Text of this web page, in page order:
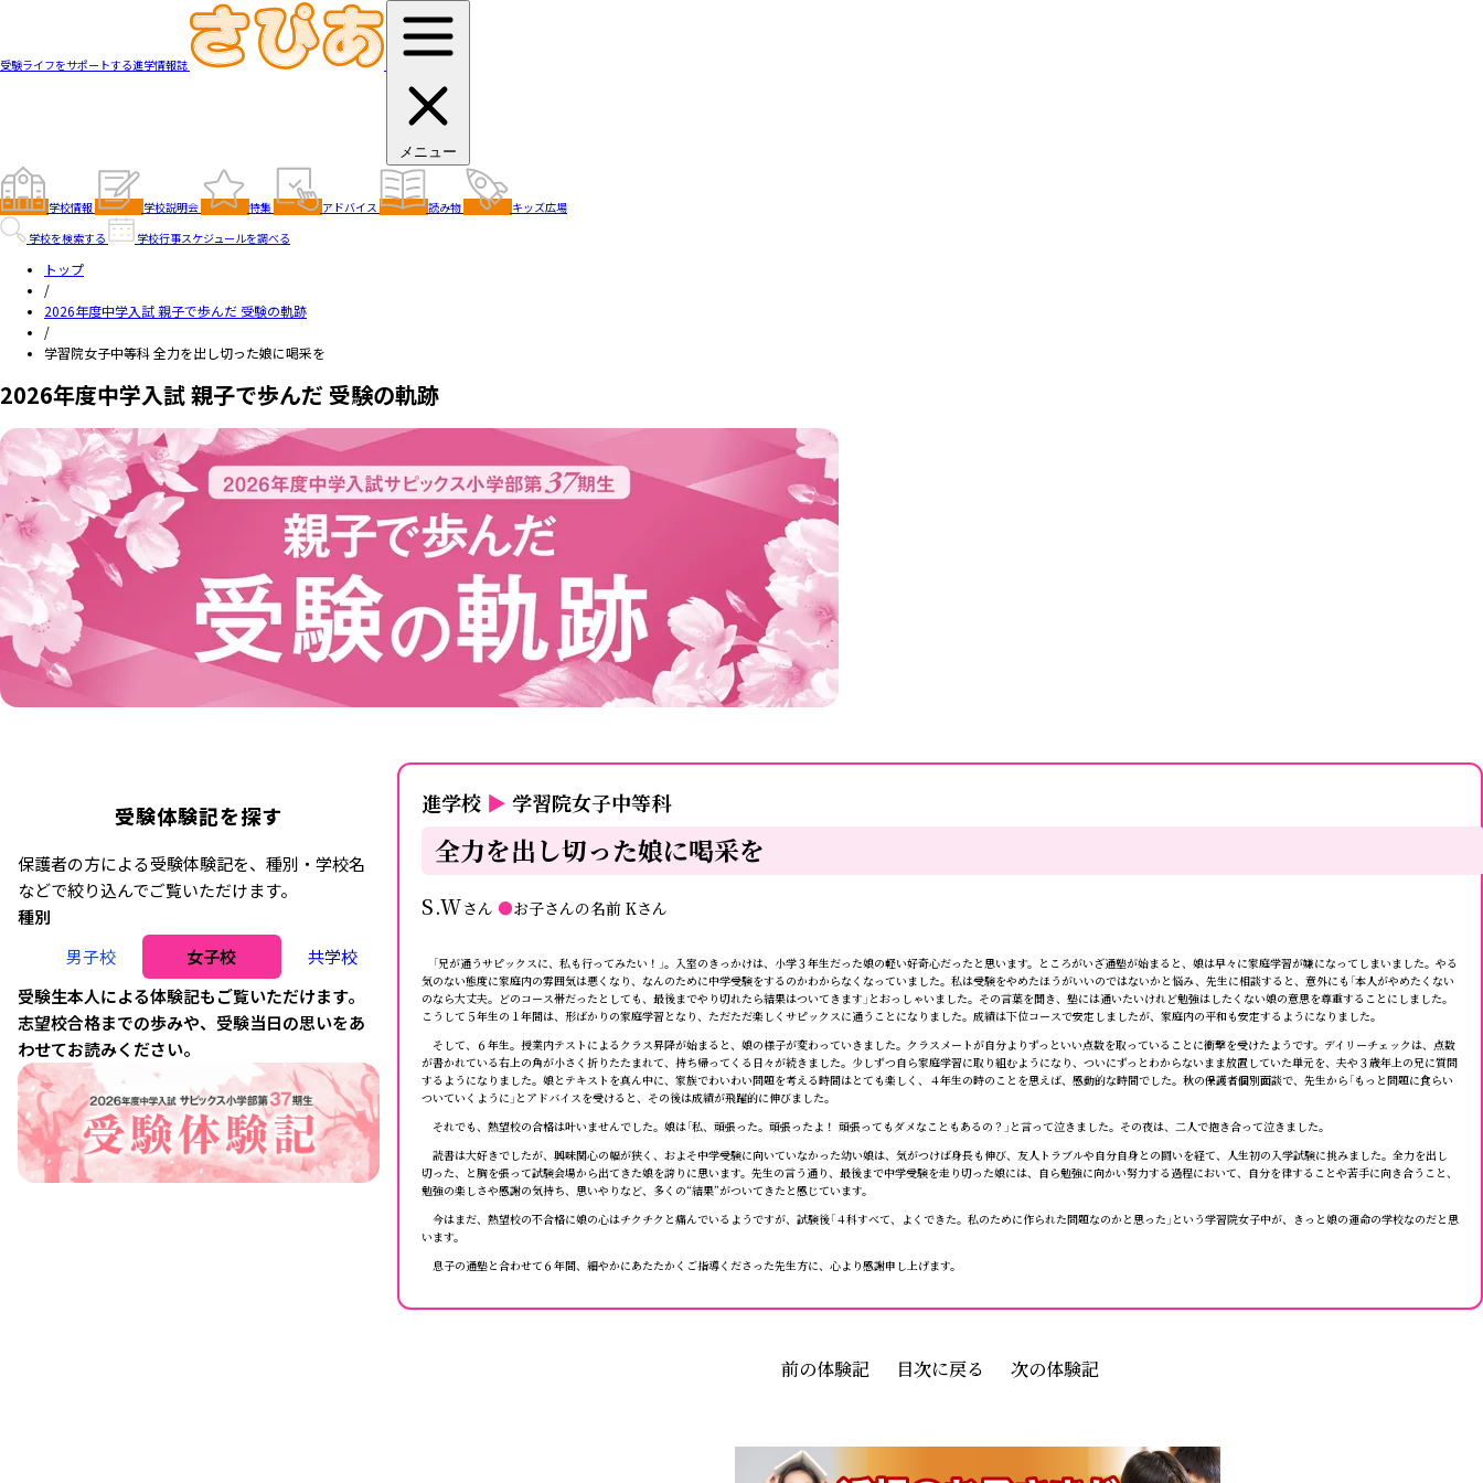
受験ライフをサポートする進学情報誌
メニュー
学校情報 学校説明会 特集 アドバイス 読み物
キッズ広場
学校を検索する
学校行事スケジュールを調べる
トップ
/
2026年度中学入試 親子で歩んだ 受験の軌跡
/
学習院女子中等科 全力を出し切った娘に喝采を
2026年度中学入試 親子で歩んだ 受験の軌跡
受験体験記を探す
保護者の方による受験体験記を、種別・学校名
などで絞り込んでご覧いただけます。
種別
男子校
女子校
共学校
受験生本人による体験記もご覧いただけます。
志望校合格までの歩みや、受験当日の思いをあ
わせてお読みください。
進学校 ▶ 学習院女子中等科
全力を出し切った娘に喝采を
S.Wさん ●お子さんの名前 Kさん
「兄が通うサピックスに、私も行ってみたい！」。入室のきっかけは、小学３年生だった娘の軽い好奇心だったと思います。ところがいざ通塾が始まると、娘は早々に家庭学習が嫌になってしまいました。やる
気のない態度に家庭内の雰囲気は悪くなり、なんのために中学受験をするのかわからなくなっていました。私は受験をやめたほうがいいのではないかと悩み、先生に相談すると、意外にも「本人がやめたくない
のなら大丈夫。どのコース帯だったとしても、最後までやり切れたら結果はついてきます」とおっしゃいました。その言葉を聞き、塾には通いたいけれど勉強はしたくない娘の意思を尊重することにしました。
こうして５年生の１年間は、形ばかりの家庭学習となり、ただただ楽しくサピックスに通うことになりました。成績は下位コースで安定しましたが、家庭内の平和も安定するようになりました。
そして、６年生。授業内テストによるクラス昇降が始まると、娘の様子が変わっていきました。クラスメートが自分よりずっといい点数を取っていることに衝撃を受けたようです。デイリーチェックは、点数
が書かれている右上の角が小さく折りたたまれて、持ち帰ってくる日々が続きました。少しずつ自ら家庭学習に取り組むようになり、ついにずっとわからないまま放置していた単元を、夫や３歳年上の兄に質問
するようになりました。娘とテキストを真ん中に、家族でわいわい問題を考える時間はとても楽しく、４年生の時のことを思えば、感動的な時間でした。秋の保護者個別面談で、先生から「もっと問題に食らい
ついていくように」とアドバイスを受けると、その後は成績が飛躍的に伸びました。
それでも、熱望校の合格は叶いませんでした。娘は「私、頑張った。頑張ったよ！ 頑張ってもダメなこともあるの？」と言って泣きました。その夜は、二人で抱き合って泣きました。
読書は大好きでしたが、興味関心の幅が狭く、およそ中学受験に向いていなかった幼い娘は、気がつけば身長も伸び、友人トラブルや自分自身との闘いを経て、人生初の入学試験に挑みました。全力を出し
切った、と胸を張って試験会場から出てきた娘を誇りに思います。先生の言う通り、最後まで中学受験を走り切った娘には、自ら勉強に向かい努力する過程において、自分を律することや苦手に向き合うこと、
勉強の楽しさや感謝の気持ち、思いやりなど、多くの“結果”がついてきたと感じています。
今はまだ、熱望校の不合格に娘の心はチクチクと痛んでいるようですが、試験後「４科すべて、よくできた。私のために作られた問題なのかと思った」という学習院女子中が、きっと娘の運命の学校なのだと思
います。
息子の通塾と合わせて６年間、細やかにあたたかくご指導くださった先生方に、心より感謝申し上げます。
前の体験記 目次に戻る 次の体験記